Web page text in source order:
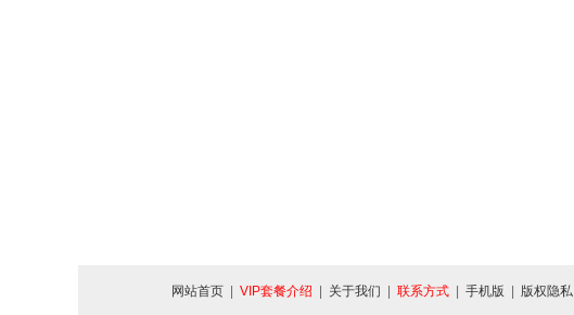
网站首页 VIP套餐介绍 关于我们 联系方式 手机版 版权隐私